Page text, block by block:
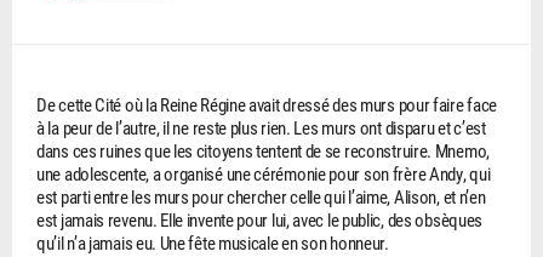
De cette Cité où la Reine Régine avait dressé des murs pour faire face
à la peur de l’autre, il ne reste plus rien. Les murs ont disparu et c’est
dans ces ruines que les citoyens tentent de se reconstruire. Mnemo,
une adolescente, a organisé une cérémonie pour son frère Andy, qui
est parti entre les murs pour chercher celle qui l’aime, Alison, et n’en
est jamais revenu. Elle invente pour lui, avec le public, des obsèques
qu’il n’a jamais eu. Une fête musicale en son honneur.